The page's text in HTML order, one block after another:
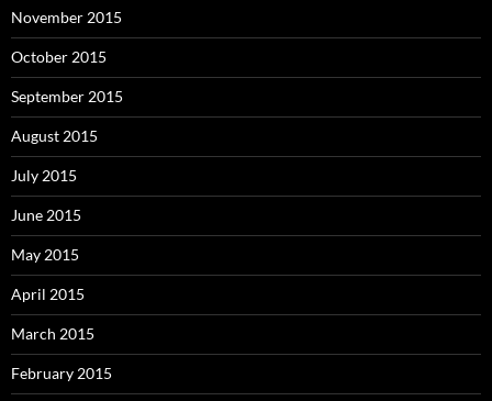
November 2015
October 2015
September 2015
August 2015
July 2015
June 2015
May 2015
April 2015
March 2015
February 2015